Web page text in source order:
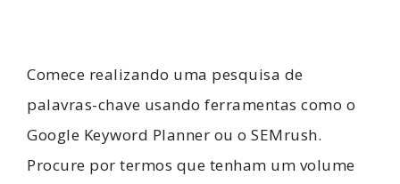
Comece realizando uma pesquisa de
palavras-chave usando ferramentas como o
Google Keyword Planner ou o SEMrush.
Procure por termos que tenham um volume